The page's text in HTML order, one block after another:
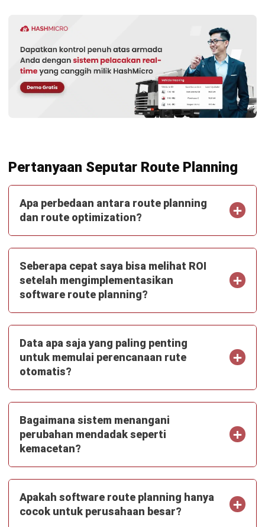
TRANSPORT MANAGEMENT
Apa Itu Downtime Armada dan
Mengapa Anda Harus Tahu
Jonathan Kurniawan- 28/07/2026
TRANSPORT MANAGEMENT
Last Mile Visibility: Strategi Efisien
untuk Bisnis Modern
Jonathan Kurniawan- 14/01/2026